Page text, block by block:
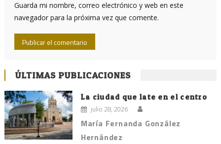
Guarda mi nombre, correo electrónico y web en este
navegador para la próxima vez que comente.
ÚLTIMAS PUBLICACIONES
La ciudad que late en el centro
julio 28, 2026
María Fernanda González
Hernández